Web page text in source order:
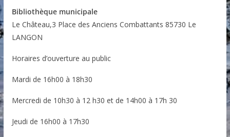
Bibliothèque municipale
Le Château,3 Place des Anciens Combattants 85730 Le
LANGON
Horaires d’ouverture au public
Mardi de 16h00 à 18h30
Mercredi de 10h30 à 12 h30 et de 14h00 à 17h 30
Jeudi de 16h00 à 17h30